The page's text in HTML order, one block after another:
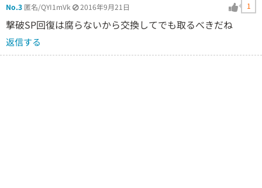
No.3 匿名/QYI1mVk 2016年9月21日 1
撃破SP回復は腐らないから交換してでも取るべきだね
返信する